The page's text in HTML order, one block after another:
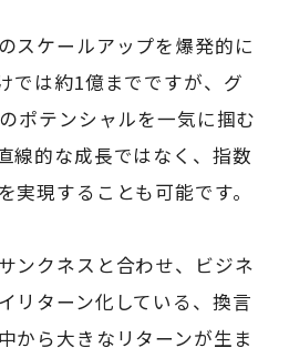
スケールアップを爆発的に
では約1億までですが、グ
ポテンシャルを一気に掴む
線的な成長ではなく、指数
実現することも可能です。
ンクネスと合わせ、ビジネ
リターン化している、換言
から大きなリターンが生ま